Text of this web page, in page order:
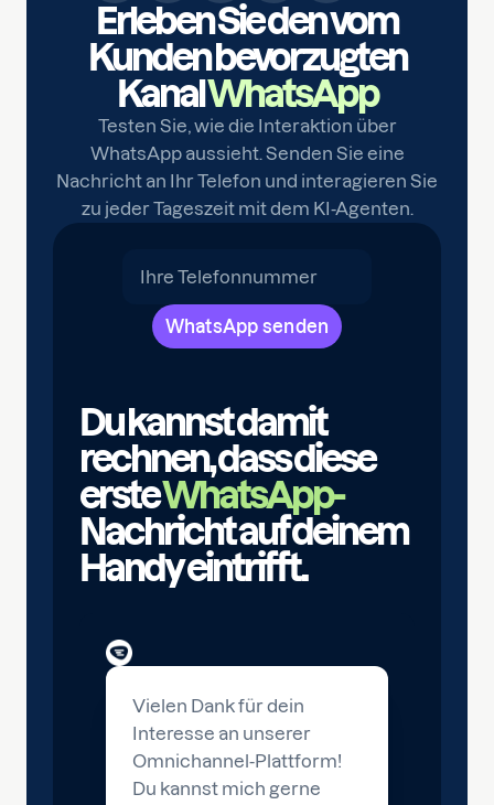
Erleben Sie den vom
Kunden bevorzugten
Kanal WhatsApp
Testen Sie, wie die Interaktion über
WhatsApp aussieht. Senden Sie eine
Nachricht an Ihr Telefon und interagieren Sie
zu jeder Tageszeit mit dem KI-Agenten.
Du kannst damit
rechnen, dass diese
ersteWhatsApp-
Nachricht auf deinem
Handy eintrifft.
Vielen Dank für dein
Interesse an unserer
Omnichannel-Plattform!
Du kannst mich gerne